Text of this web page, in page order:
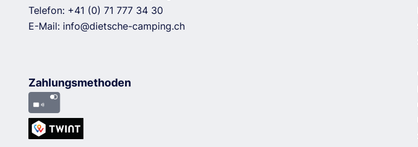
Telefon: +41 (0) 71 777 34 30
E-Mail: info@dietsche-camping.ch
Zahlungsmethoden